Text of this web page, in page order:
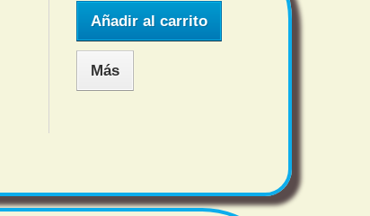
Añadir al carrito
Más